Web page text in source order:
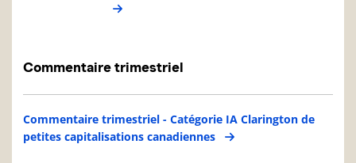
Commentaire trimestriel
Commentaire trimestriel - Catégorie IA Clarington de
petites capitalisations canadiennes